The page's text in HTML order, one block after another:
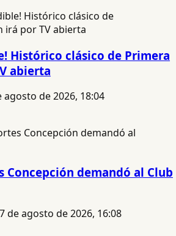
Histórico clásico de Primera
abierta
agosto de 2026, 18:04
Concepción demandó al Club
7 de agosto de 2026, 16:08